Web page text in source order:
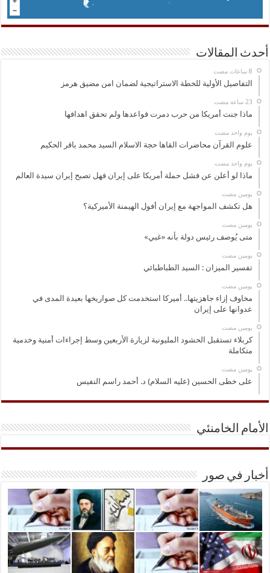
أحدث المقالات
التفاصيل الأولية للخطة الاستراتيجية لضمان امن مضيق هرمز
ماذا جنت أمريكا من حرب دمرت قواعدها ولم تحقق اهدافها
‏يوم واحد مضت
علوم القرآن محاضرات القاها حجة الاسلام السيد محمد باقر الحكيم
‏يوم واحد مضت
ماذا لو أعلن عن فشل حملة أمريكا على إيران فهل تصبح إيران سيدة العالم
‏يومين مضت
هل تكشف المواجهة مع إيران أفول الهيمنة الأميركية؟
‏يومين مضت
متى يُوصف رئيس دولة بأنه «غبي»
‏يومين مضت
تفسير الميزان : السيد الطباطبائي
‏يومين مضت
مخاوف إزاء جاهزيتها.. أميركا استخدمت كل صواريخها بعيدة المدى في
عدوانها على إيران
‏يومين مضت
كربلاء تستقبل الحشود المليونية لزيارة الأربعين وسط إجراءات أمنية وخدمية
متكاملة
‏يومين مضت
على خطى الحسين (عليه السلام) د. أحمد راسم النفيس
الأمام الخامنئي
أخبار في صور